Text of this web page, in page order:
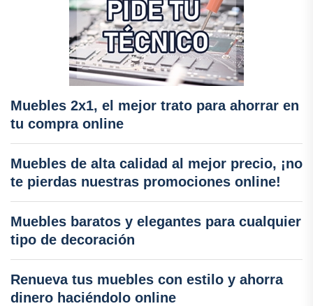
Muebles 2x1, el mejor trato para ahorrar en
tu compra online
Muebles de alta calidad al mejor precio, ¡no
te pierdas nuestras promociones online!
Muebles baratos y elegantes para cualquier
tipo de decoración
Renueva tus muebles con estilo y ahorra
dinero haciéndolo online